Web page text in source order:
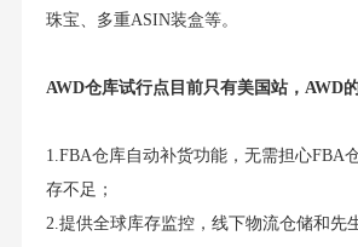
珠宝、多重ASIN装盒等。
AWD仓库试行点目前只有美国站，AWD
1.FBA仓库自动补货功能，无需担心FBA
存不足；
2.提供全球库存监控，线下物流仓储和先